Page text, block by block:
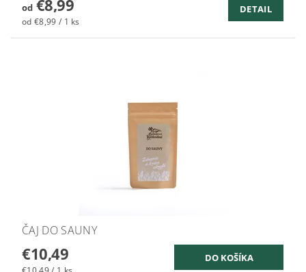
od€8,99
od €8,99 / 1 ks
DETAIL
ČAJ DO SAUNY
€10,49